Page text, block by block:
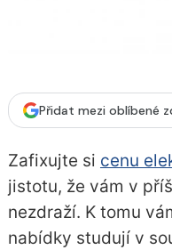
Přidat mezi oblíbené
Zafixujte si cenu
jistotu, že vám v
nezdraží. K tomu
nabídky studují v